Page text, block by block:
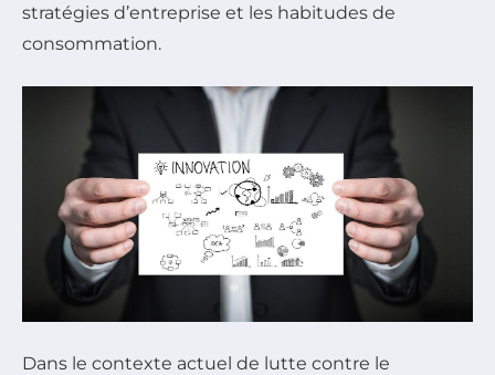
stratégies d’entreprise et les habitudes de
consommation.
Dans le contexte actuel de lutte contre le